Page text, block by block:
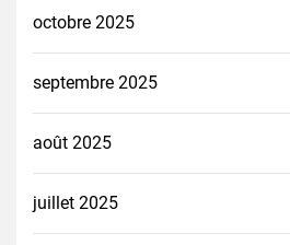
octobre 2025
septembre 2025
août 2025
juillet 2025